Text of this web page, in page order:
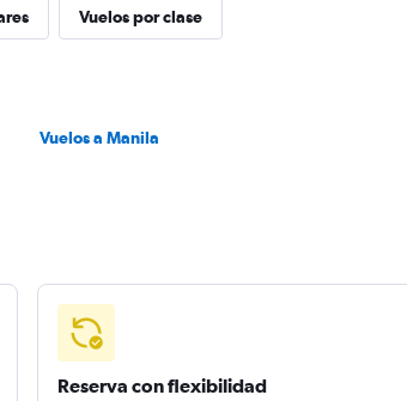
Vuelos por clase
Vuelos a Manila
Reserva con flexibilidad